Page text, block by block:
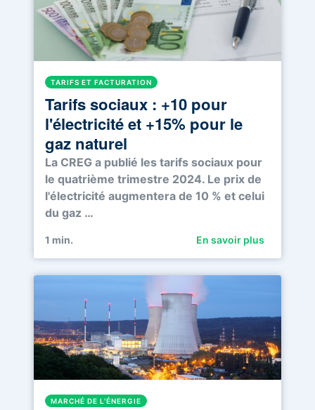
TARIFS ET FACTURATION
Tarifs sociaux : +10 pour
l'électricité et +15% pour le
gaz naturel
La CREG a publié les tarifs sociaux pour
le quatrième trimestre 2024. Le prix de
l'électricité augmentera de 10 % et celui
du gaz …
1 min. En savoir plus
MARCHÉ DE L'ÉNERGIE